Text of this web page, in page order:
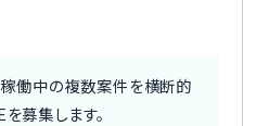
働中の複数案件を横断的
募集します。